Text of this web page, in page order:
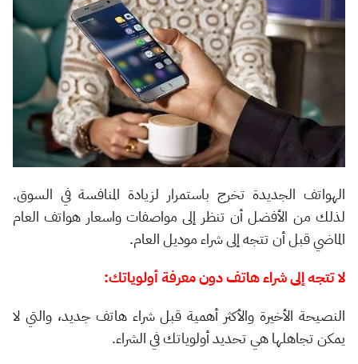
الهواتف الجديدة تخرج باستمرار لزيادة المنافسة في السوق.
لذلك من الأفضل أن تنظر إلى مواصفات واسعار هواتف العام
الماضي قبل أن تتجه إلى شراء موديل العام.
لا تتجه إلى شراء هاتف دون معرفة أولوياتك:
النصيحة الأخيرة والأكثر أهمية قبل شراء هاتف جديد، والتي لا
يمكن تجاهلها هي تحديد أولوياتك في الشراء.